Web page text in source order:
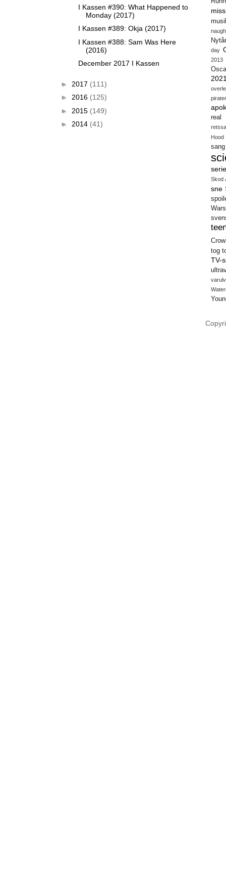
I Kassen #390: What Happened to
Monday (2017)
I Kassen #389: Okja (2017)
I Kassen #388: Sam Was Here
(2016)
December 2017 I Kassen
► 2017 (111)
► 2016 (125)
► 2015 (149)
► 2014 (41)
Nytår
day
2013
pirater
real
Hood
Skod
sne
Wars
Crow
tog
TV-
varulv